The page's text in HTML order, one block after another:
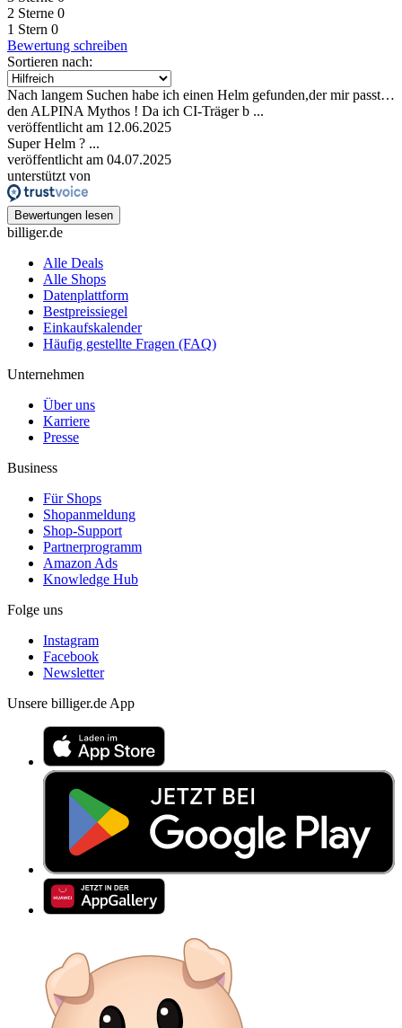
2 Sterne 0
1 Stern 0
Bewertung schreiben
Sortieren nach:
Nach langem Suchen habe ich einen Helm gefunden,der mir passt…
den ALPINA Mythos ! Da ich CI-Träger b ...
veröffentlicht am 12.06.2025
Super Helm ? ...
veröffentlicht am 04.07.2025
unterstützt von
Bewertungen lesen
billiger.de
Alle Deals
Alle Shops
Datenplattform
Bestpreissiegel
Einkaufskalender
Häufig gestellte Fragen (FAQ)
Unternehmen
Über uns
Karriere
Presse
Business
Für Shops
Shopanmeldung
Shop-Support
Partnerprogramm
Amazon Ads
Knowledge Hub
Folge uns
Instagram
Facebook
Newsletter
Unsere billiger.de App